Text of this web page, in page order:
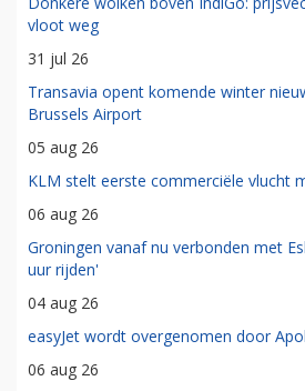
vloot weg
31 jul 26
Transavia opent komende winter
Brussels Airport
05 aug 26
KLM stelt eerste commerciële vlucht
06 aug 26
Groningen vanaf nu verbonden met
uur rijden'
04 aug 26
easyJet wordt overgenomen door
06 aug 26